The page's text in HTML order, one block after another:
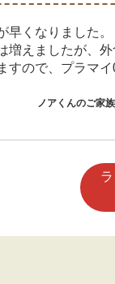
早くなりました
増えましたが、
すので、プラマ
ノアくんのご家